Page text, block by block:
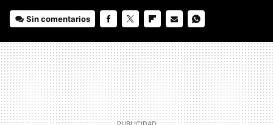
Sin comentarios
MAIL